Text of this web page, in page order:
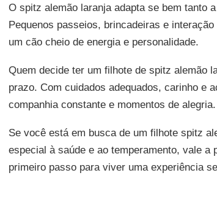
O spitz alemão laranja adapta se bem tanto
Pequenos passeios, brincadeiras e
um cão cheio de energia e personalidade.
Quem decide ter um filhote de spitz alemão
prazo. Com cuidados adequados, carinho e
companhia constante e momentos de alegria.
Se você está em busca de um filhote spitz
especial à saúde e ao temperamento, vale
primeiro passo para viver uma experiência